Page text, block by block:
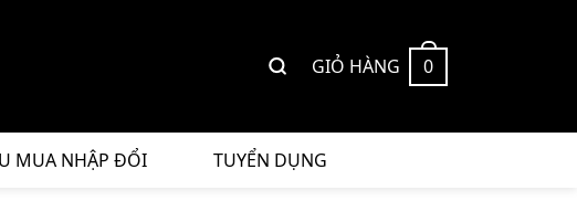
GIỎ HÀNG 0
MUA NHẬP ĐỔI TUYỂN DỤNG